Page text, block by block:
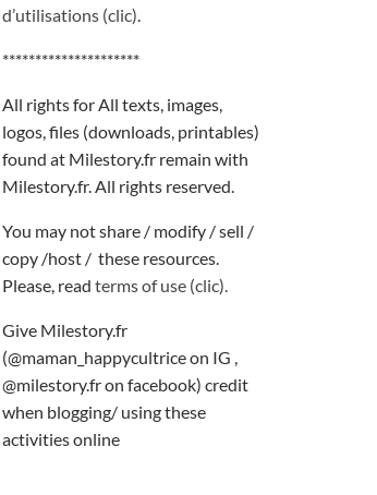
d’utilisations (clic).
*********************
All rights for All texts, images,
logos, files (downloads, printables)
found at Milestory.fr remain with
Milestory.fr. All rights reserved.
You may not share / modify / sell /
copy /host / these resources.
Please, read terms of use (clic).
Give Milestory.fr
(@maman_happycultrice on IG ,
@milestory.fr on facebook) credit
when blogging/ using these
activities online